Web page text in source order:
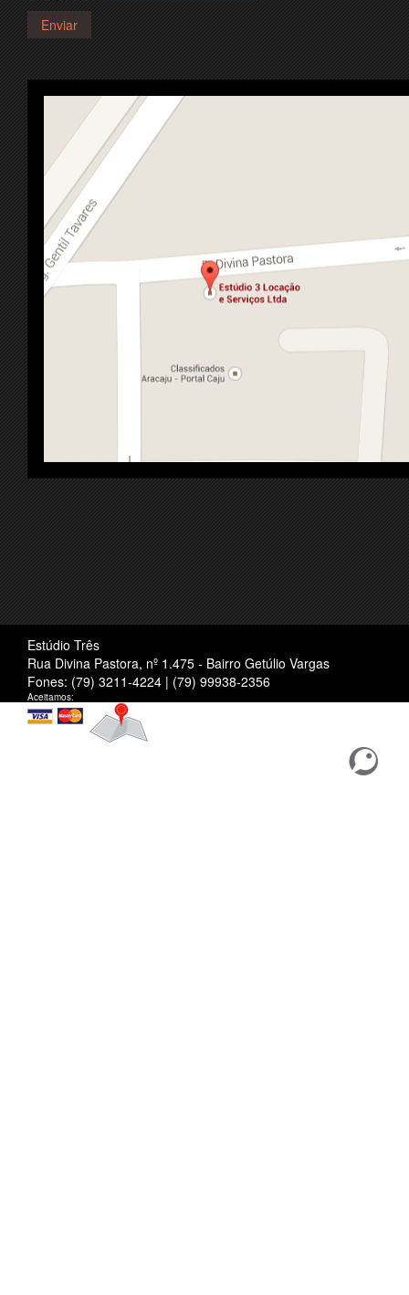
Estúdio Três
Rua Divina Pastora, nº 1.475 - Bairro Getúlio Vargas
Fones: (79) 3211-4224 | (79) 99938-2356
Aceitamos: